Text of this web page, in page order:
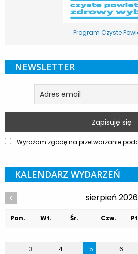
Program Czyste
NEWSLETTER
Wyrażam zgodę na przetwarzanie
KALENDARZ WYDARZEŃ
< sierpień 2026
Pon. Wt. Śr. Czw.
3
4 5 6